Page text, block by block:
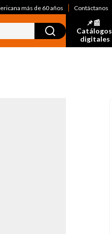
más de 60 años Contáctanos
📌📰
Catálogos
digitales